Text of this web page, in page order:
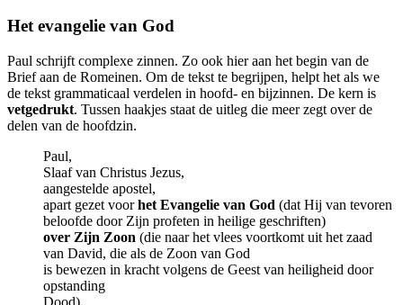
Het evangelie van God
Paul schrijft complexe zinnen. Zo ook hier aan het begin van de
Brief aan de Romeinen. Om de tekst te begrijpen, helpt het als we
de tekst grammaticaal verdelen in hoofd- en bijzinnen. De kern is
vetgedrukt. Tussen haakjes staat de uitleg die meer zegt over de
delen van de hoofdzin.
Paul,
Slaaf van Christus Jezus,
aangestelde apostel,
apart gezet voorhet Evangelie van God (dat Hij van tevoren
beloofde door Zijn profeten in heilige geschriften)
over Zijn Zoon (die naar het vlees voortkomt uit het zaad
van David, die als de Zoon van God
is bewezen in kracht volgens de Geest van heiligheid door
opstanding